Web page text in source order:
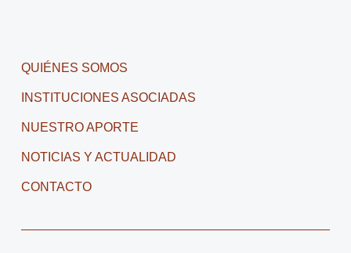
QUIÉNES SOMOS
INSTITUCIONES ASOCIADAS
NUESTRO APORTE
NOTICIAS Y ACTUALIDAD
CONTACTO